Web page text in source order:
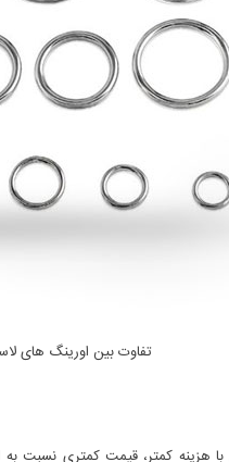
تفاوت بین اورینگ های
با هزینه کمتر، قیمت کمتری نسبت